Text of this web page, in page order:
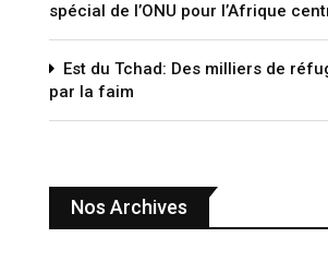
spécial de l’ONU pour l’Afrique
Est du Tchad: Des milliers de
par la faim
Nos Archives